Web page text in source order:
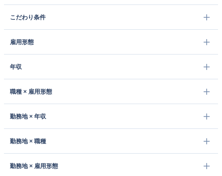
こだわり条件
雇用形態
年収
職種 × 雇用形態
勤務地 × 年収
勤務地 × 職種
勤務地 × 雇用形態